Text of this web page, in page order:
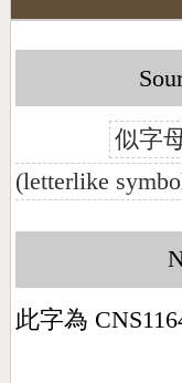
似字
(letterlike
此字為